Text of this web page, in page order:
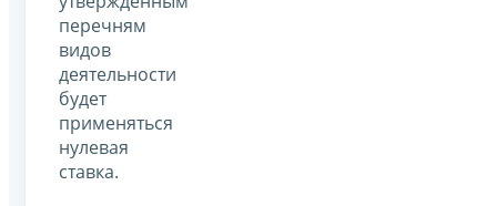
перечням
видов
деятельности
будет
применяться
нулевая
ставка.